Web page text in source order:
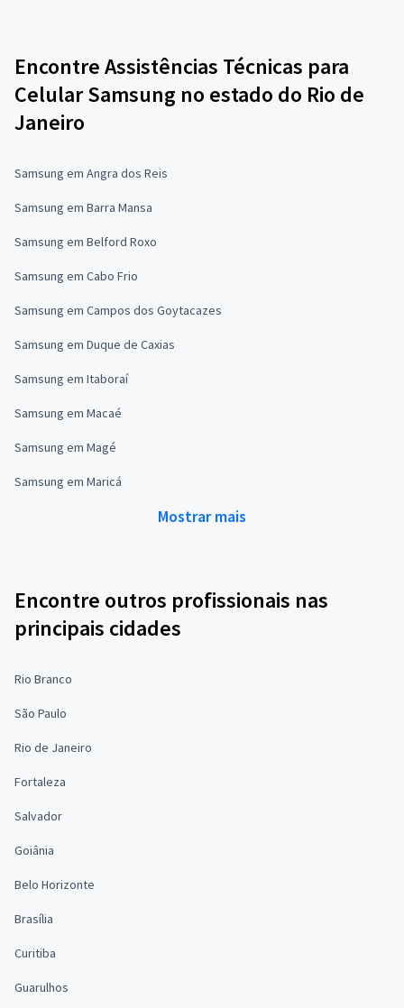
Encontre Assistências Técnicas para
Celular Samsung no estado do Rio de
Janeiro
Samsung em Angra dos Reis
Samsung em Barra Mansa
Samsung em Belford Roxo
Samsung em Cabo Frio
Samsung em Campos dos Goytacazes
Samsung em Duque de Caxias
Samsung em Itaboraí
Samsung em Macaé
Samsung em Magé
Samsung em Maricá
Mostrar mais
Encontre outros profissionais nas
principais cidades
Rio Branco
São Paulo
Rio de Janeiro
Fortaleza
Salvador
Goiânia
Belo Horizonte
Brasília
Curitiba
Guarulhos